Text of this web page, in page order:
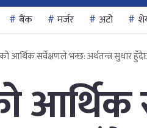
बैंक मर्जर अटो
आर्थिक सर्वेक्षणले भन्छ: अर्थतन्त्र सुधार
आर्थिक